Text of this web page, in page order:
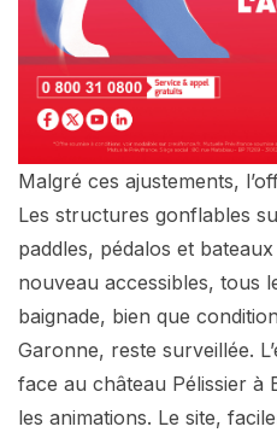
Malgré ces ajustements,
Les structures gonflables
paddles, pédalos et
nouveau accessibles, tous
baignade, bien que
Garonne, reste surveillée.
face au château Pélissier à
les animations. Le site,